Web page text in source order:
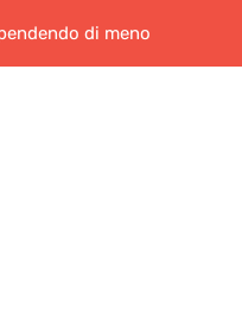
di meno